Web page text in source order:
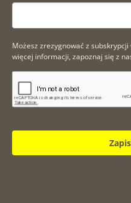
Możesz zrezygnować z
więcej informacji, zapoznaj się z